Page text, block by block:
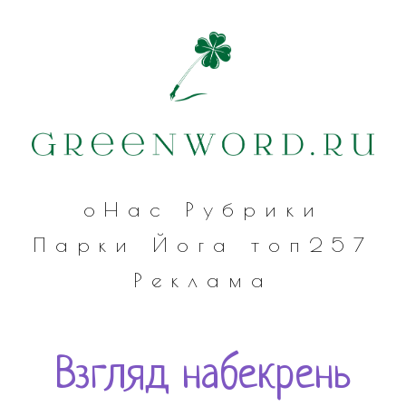
оНас
Рубрики
Парки
Йога
топ257
Реклама
Взгляд набекрень